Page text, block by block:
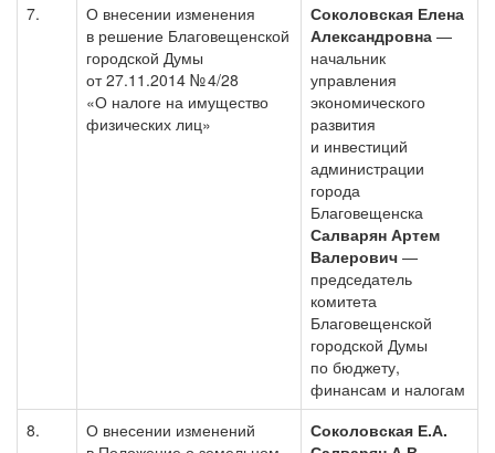
7.
О внесении изменения
в решение Благовещенской
городской Думы
от 27.11.2014 № 4/28
«О налоге на имущество
физических лиц»
Соколовская Елена
Александровна —
начальник
управления
экономического
развития
и инвестиций
администрации
города
Благовещенска
Салварян Артем
Валерович —
председатель
комитета
Благовещенской
городской Думы
по бюджету,
финансам и налогам
8.
О внесении изменений
Соколовская Е.А.